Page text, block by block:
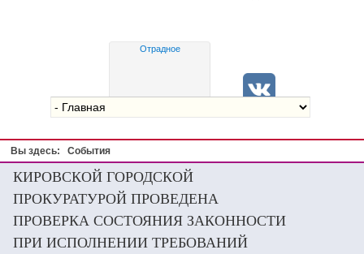
Отрадное
Вы здесь: События
КИРОВСКОЙ ГОРОДСКОЙ
ПРОКУРАТУРОЙ ПРОВЕДЕНА
ПРОВЕРКА СОСТОЯНИЯ ЗАКОННОСТИ
ПРИ ИСПОЛНЕНИИ ТРЕБОВАНИЙ